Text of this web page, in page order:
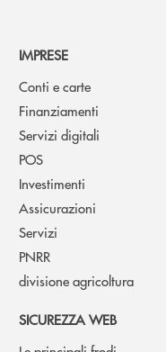
IMPRESE
Conti e carte
Finanziamenti
Servizi digitali
POS
Investimenti
Assicurazioni
Servizi
PNRR
divisione agricoltura
SICUREZZA WEB